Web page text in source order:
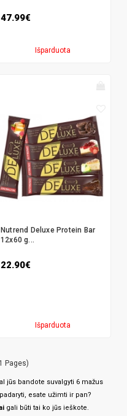
47.99€
Išparduota
Nutrend Deluxe Protein Bar
12x60 g...
22.90€
Išparduota
Pages)
jūs bandote suvalgyti 6 mažus
esate užimti ir pan?
gali būti tai ko jūs ieškote.